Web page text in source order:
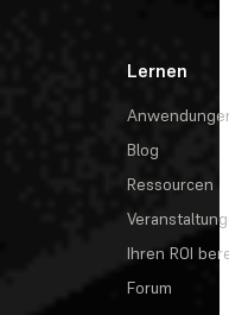
Lernen
Blog
Ressourcen
Ihren ROI
Forum